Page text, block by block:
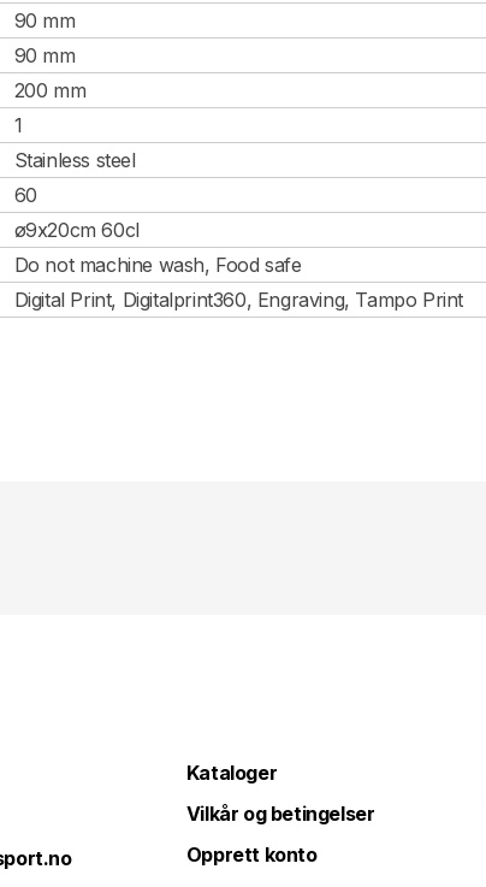
90 mm
90 mm
200 mm
1
Stainless steel
60
ø9x20cm 60cl
Do not machine wash, Food safe
Digital Print, Digitalprint360, Engraving, Tampo Print
Kataloger
Vilkår og betingelser
Opprett konto